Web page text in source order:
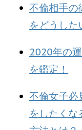
不倫相手の
をどうし
2020年の
を鑑定！
不倫女子必
をしたくな